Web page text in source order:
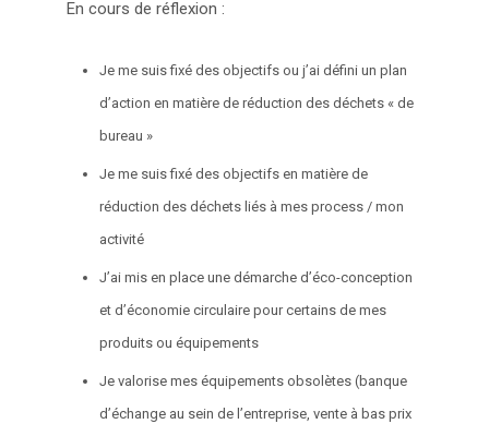
En cours de réflexion :
Je me suis fixé des objectifs ou j’ai défini un plan
d’action en matière de réduction des déchets « de
bureau »
Je me suis fixé des objectifs en matière de
réduction des déchets liés à mes process / mon
activité
J’ai mis en place une démarche d’éco-conception
et d’économie circulaire pour certains de mes
produits ou équipements
Je valorise mes équipements obsolètes (banque
d’échange au sein de l’entreprise, vente à bas prix